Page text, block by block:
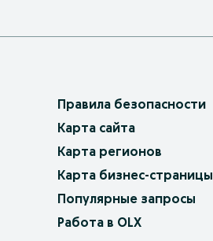
Правила безопасности
Карта сайта
Карта регионов
Карта бизнес-страницы
Популярные запросы
Работа в OLX